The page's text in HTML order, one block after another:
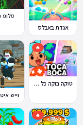
אגדת באבלס
סלופ Slope
🔥
טוקה בוקה כל העולמות בחינם
פיש איט Fish It!
🔥